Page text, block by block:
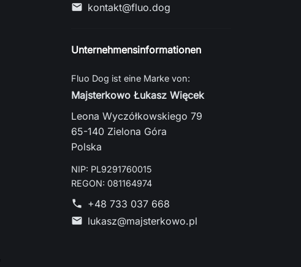
mail kontakt@fluo.dog
Unternehmensinformationen
Fluo Dog ist eine Marke von:
Majsterkowo Łukasz Więcek
Leona Wyczółkowskiego 79
65-140 Zielona Góra
Polska
NIP: PL9291760015
REGON: 081164974
phone +48 733 037 668
mail lukasz@majsterkowo.pl